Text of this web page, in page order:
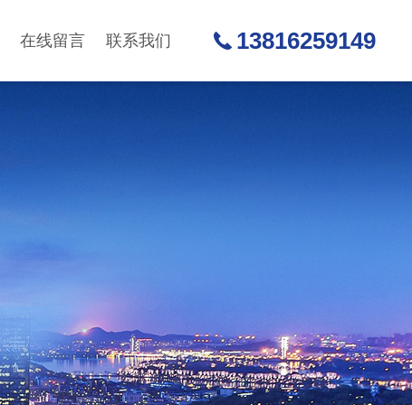
在线留言 联系我们 13816259149